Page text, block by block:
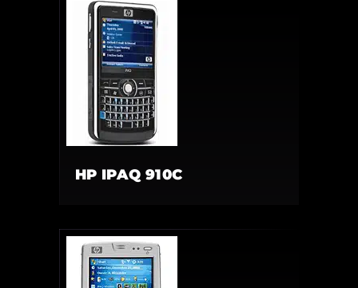
HP IPAQ 910C